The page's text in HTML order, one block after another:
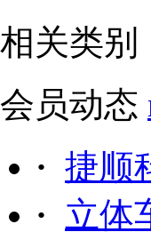
相关类别
会员动态
· 捷顺
· 立体